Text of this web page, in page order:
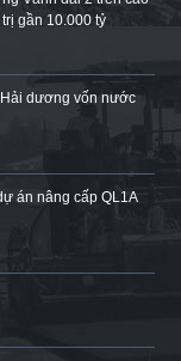
gần 10.000 tỷ
dương vốn nước
án nâng cấp QL1A